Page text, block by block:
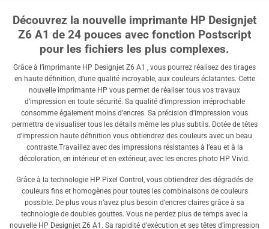
Découvrez la nouvelle imprimante HP Designjet
Z6 A1 de 24 pouces avec fonction Postscript
pour les fichiers les plus complexes.
Grâce à l’imprimante HP Designjet Z6 A1 , vous pourrez réalisez des tirages
en haute définition, d’une qualité incroyable, aux couleurs éclatantes. Cette
nouvelle imprimante HP vous permet de réaliser tous vos travaux
d’impression en toute sécurité. Sa qualité d’impression irréprochable
consomme également moins d’encres. Sa précision d’impression vous
permettra de visualiser tous les détails même les plus subtils. Dotée de têtes
d’impression haute définition vous obtiendrez des couleurs avec un beau
contraste.Travaillez avec des impressions résistantes à l’eau et à la
décoloration, en intérieur et en extérieur, avec les encres photo HP Vivid.
Grâce à la technologie HP Pixel Control, vous obtiendrez des dégradés de
couleurs fins et homogènes pour toutes les combinaisons de couleurs
possible. De plus vous n’avez plus besoin d’encres claires grâce à sa
technologie de doubles gouttes. Vous ne perdez plus de temps avec la
nouvelle HP Designjet Z6 A1. Sa rapidité d’exécution et ses têtes d’impression